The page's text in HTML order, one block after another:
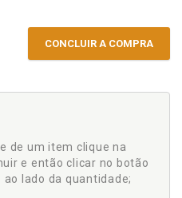
CONCLUIR A COMPRA
de um item clique na
e então clicar no botão
lado da quantidade;